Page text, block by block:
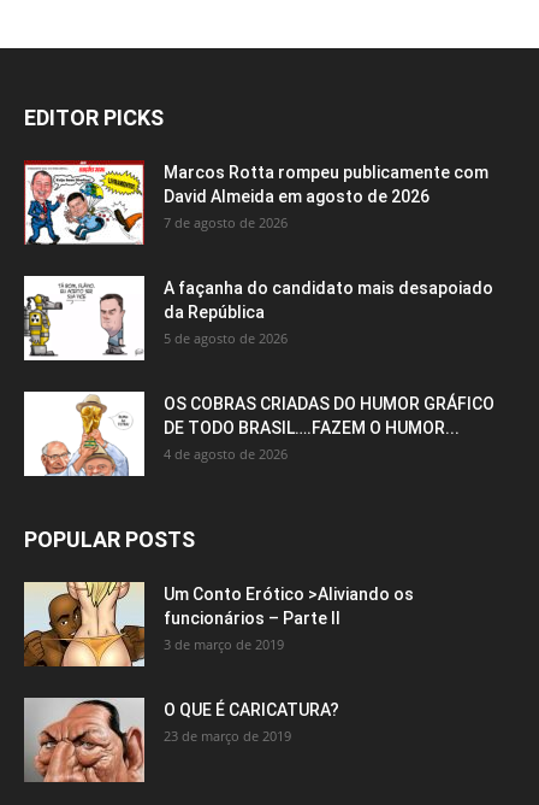
EDITOR PICKS
Marcos Rotta rompeu publicamente com
David Almeida em agosto de 2026
7 de agosto de 2026
A façanha do candidato mais desapoiado
da República
5 de agosto de 2026
OS COBRAS CRIADAS DO HUMOR GRÁFICO
DE TODO BRASIL….FAZEM O HUMOR...
4 de agosto de 2026
POPULAR POSTS
Um Conto Erótico >Aliviando os
funcionários – Parte II
3 de março de 2019
O QUE É CARICATURA?
23 de março de 2019